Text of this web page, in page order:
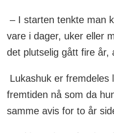
– I starten tenkte man
vare i dager, uker eller
det plutselig gått fire år,
Lukashuk er fremdeles
fremtiden nå som da
samme avis for to år